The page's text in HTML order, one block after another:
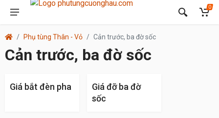
0
Phụ tùng Thân - Vỏ Cản trước, ba đờ sốc
Cản trước, ba đờ sốc
Giá bắt đèn pha
Giá đỡ ba đờ
sốc